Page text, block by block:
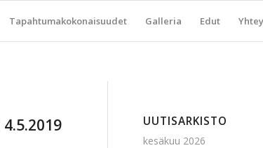
Tapahtumakokonaisuudet Galleria Edut
UUTISARKISTO
kesäkuu 2026